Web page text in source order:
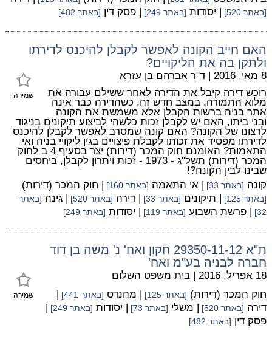
[באתר 520] | יסודות [באתר 249] | פסק דין [באתר 482]
האם חייב הקונה לאפשר לקבלן להיכנס לדירתו
ולתקן בה את הליקויים?
שמירה
8 מאי, 2016 | ד"ר אברהם בן עזרא
רוכש דירה קיבל את הדירה לאחר ששילם עבורה את
מלוא התמורה. במצב חדש זה, כשהדירה כבר אינה
אתר בניה ברשות הקבלן אלא משמשת את הקונה
ובני ביתו, האם יש לקבלן זכות כלשהי לביצוע תיקונים בניגוד
לרצונו של הקונה? האם קונה שמסרב לאפשר לקבלן להיכנס
לדירתו מפסיד את זכותו לקבלת פיצויים בגין ליקויי בניה ואי
התאמות? האומנם חוק המכר (דירות) יצר בסעיף 4 ב לחוק
המכר (דירות) תשל"ג - 1973 - זכות ויתרון לקבלן, ביחסים
שבינו לבין הקונה?!
קונה [באתר 33] | אי התאמה [באתר 160] | חוק המכר (דירות)
[באתר 125] | תיקונים [באתר 33] | דירה [באתר 520] | גינה [באתר
32]
| פרשת השבוע [באתר 119] | יסודות [באתר 249]
ת"א 29350-11-12 חקון ואח' נ' משה בן דוד
חברה לבניה בע"מ ואח'
שמירה
18 אפריל, 2016 | בית משפט השלום
חוק המכר (דירות) [באתר 125] | מהנדס [באתר 441]
|
דירה [באתר 520] | משלי [באתר 73] | יסודות [באתר 249]
|
פסק דין [באתר 482]